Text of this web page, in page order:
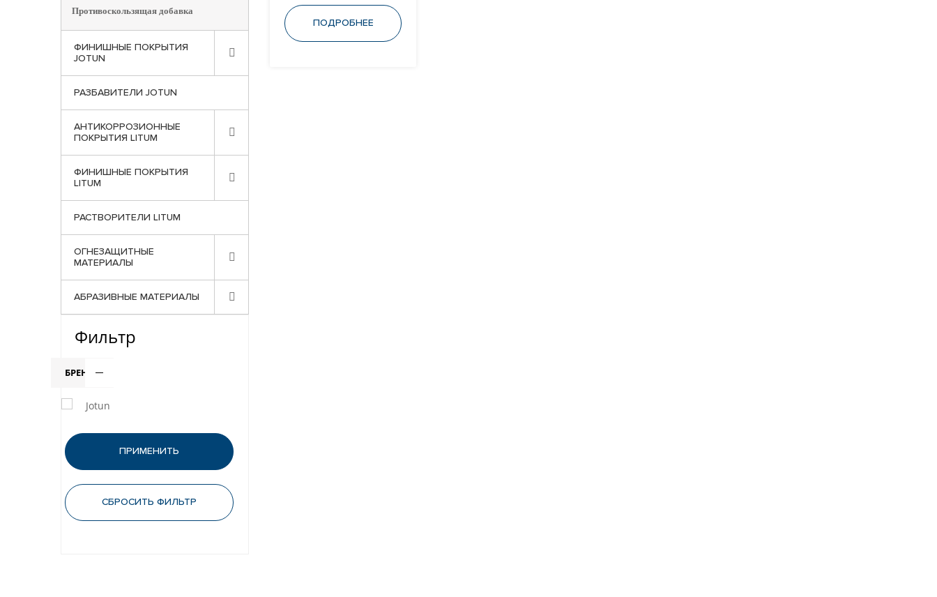
Противоскользящая добавка
ФИНИШНЫЕ ПОКРЫТИЯ
JOTUN
РАЗБАВИТЕЛИ JOTUN
АНТИКОРРОЗИОННЫЕ
ПОКРЫТИЯ LITUM
ФИНИШНЫЕ ПОКРЫТИЯ
LITUM
РАСТВОРИТЕЛИ LITUM
ОГНЕЗАЩИТНЫЕ
МАТЕРИАЛЫ
АБРАЗИВНЫЕ МАТЕРИАЛЫ
Фильтр
БРЕНД
Jotun
ПОДРОБНЕЕ